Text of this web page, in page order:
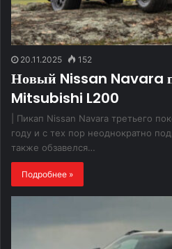
20.11.2025 152
Новый Nissan Navara
Mitsubishi L200
| Пикап Nissan Navara третьего
году и с тех пор неоднократно
также обзавелся…
Подробнее »